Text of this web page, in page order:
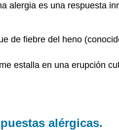
alergia es una respuesta
de fiebre del heno
estalla en una erupción
alérgicas.